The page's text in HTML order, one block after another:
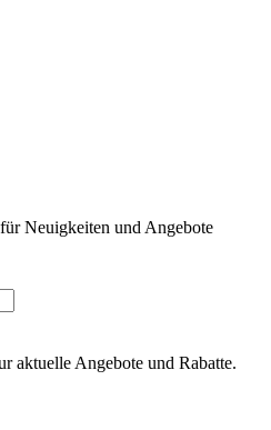
Neuigkeiten und Angebote
aktuelle Angebote und Rabatte.